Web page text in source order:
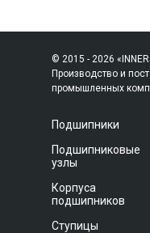
© 2015 - 2026
Производство и
промышленных
Подшипники
Подшипниковые
узлы
Корпуса
подшипников
Ступицы